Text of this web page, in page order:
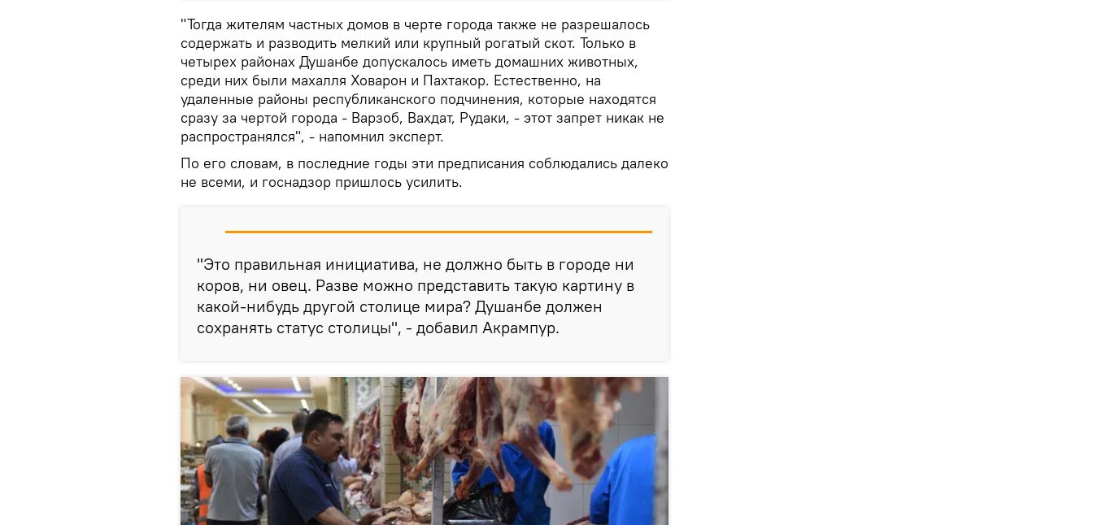
"Тогда жителям частных домов в черте города также не разрешалось
содержать и разводить мелкий или крупный рогатый скот. Только в
четырех районах Душанбе допускалось иметь домашних животных,
среди них были махалля Ховарон и Пахтакор. Естественно, на
удаленные районы республиканского подчинения, которые находятся
сразу за чертой города - Варзоб, Вахдат, Рудаки, - этот запрет никак не
распространялся", - напомнил эксперт.
По его словам, в последние годы эти предписания соблюдались далеко
не всеми, и госнадзор пришлось усилить.
"Это правильная инициатива, не должно быть в городе ни
коров, ни овец. Разве можно представить такую картину в
какой-нибудь другой столице мира? Душанбе должен
сохранять статус столицы", - добавил Акрампур.